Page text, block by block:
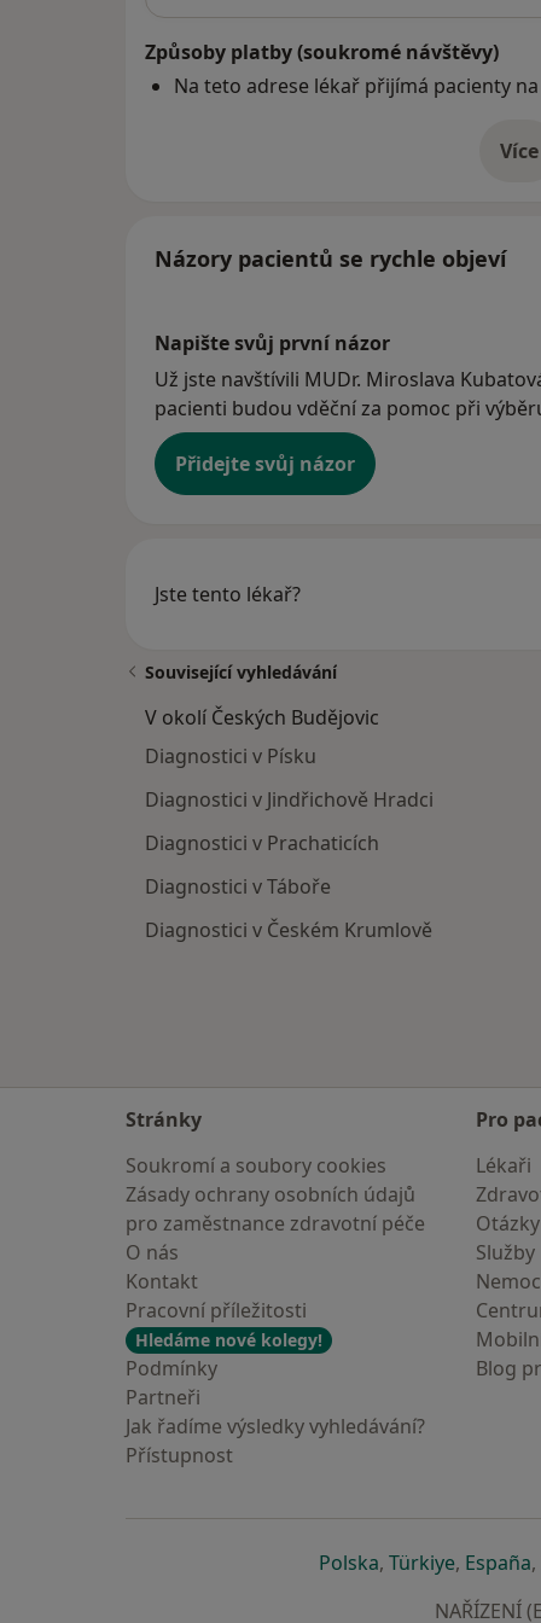
Způsoby platby (soukromé návštěvy)
Na teto adrese lékař přijímá pacienty
Více
o
Názory pacientů se rychle objeví
Napište svůj první názor
Už jste navštívili MUDr. Miroslava
pacienti budou vděční za pomoc při
Přidejte svůj názor
Jste tento lékař?
Související vyhledávání
V okolí Českých Budějovic
Diagnostici v Písku
Diagnostici v Jindřichově Hradci
Diagnostici v Prachaticích
Diagnostici v Táboře
Diagnostici v Českém Krumlově
Stránky
Soukromí a soubory cookies
Zásady ochrany osobních údajů
pro zaměstnance zdravotní péče
O nás
Kontakt
Pracovní příležitosti
Hledáme nové kolegy!
Podmínky
Partneři
Jak řadíme výsledky vyhledávání?
Přístupnost
Pro
Lékaři
Služby
Blog
Polskase otevře v nové
, Türkiyese
, España,
NAŘÍZENÍ